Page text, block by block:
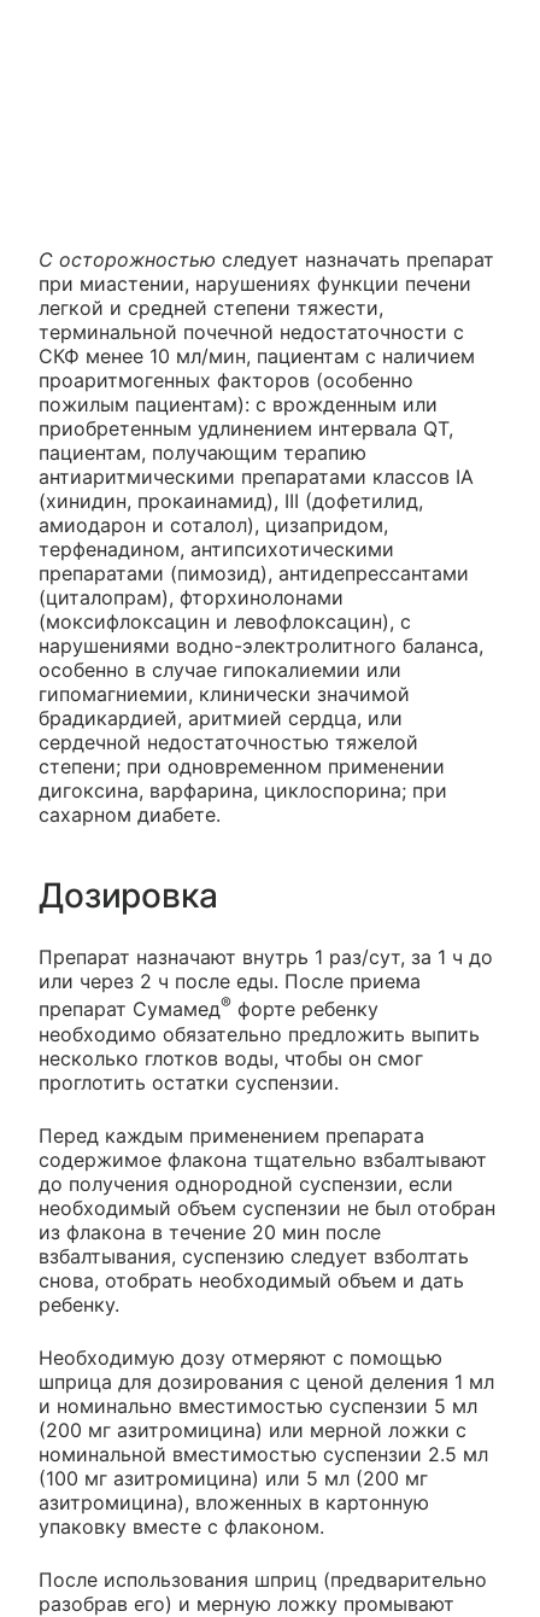
С осторожностью следует назначать препарат
при миастении, нарушениях функции печени
легкой и средней степени тяжести,
терминальной почечной недостаточности с
СКФ менее 10 мл/мин, пациентам с наличием
проаритмогенных факторов (особенно
пожилым пациентам): с врожденным или
приобретенным удлинением интервала QT,
пациентам, получающим терапию
антиаритмическими препаратами классов IA
(хинидин, прокаинамид), III (дофетилид,
амиодарон и соталол), цизапридом,
терфенадином, антипсихотическими
препаратами (пимозид), антидепрессантами
(циталопрам), фторхинолонами
(моксифлоксацин и левофлоксацин), с
нарушениями водно-электролитного баланса,
особенно в случае гипокалиемии или
гипомагниемии, клинически значимой
брадикардией, аритмией сердца, или
сердечной недостаточностью тяжелой
степени; при одновременном применении
дигоксина, варфарина, циклоспорина; при
сахарном диабете.
Дозировка
Препарат назначают внутрь 1 раз/сут, за 1 ч до
или через 2 ч после еды. После приема
препарат Сумамед® форте ребенку
необходимо обязательно предложить выпить
несколько глотков воды, чтобы он смог
проглотить остатки суспензии.
Перед каждым применением препарата
содержимое флакона тщательно взбалтывают
до получения однородной суспензии, если
необходимый объем суспензии не был отобран
из флакона в течение 20 мин после
взбалтывания, суспензию следует взболтать
снова, отобрать необходимый объем и дать
ребенку.
Необходимую дозу отмеряют с помощью
шприца для дозирования с ценой деления 1 мл
и номинально вместимостью суспензии 5 мл
(200 мг азитромицина) или мерной ложки с
номинальной вместимостью суспензии 2.5 мл
(100 мг азитромицина) или 5 мл (200 мг
азитромицина), вложенных в картонную
упаковку вместе с флаконом.
После использования шприц (предварительно
разобрав его) и мерную ложку промывают